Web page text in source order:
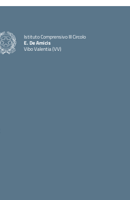
Istituto Comprensivo III Circolo
E. De Amicis
Vibo Valentia (VV)